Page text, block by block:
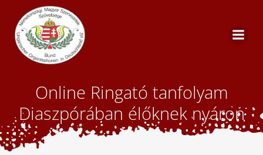
Online Ringató tanfolyam
Diaszpórában élőknek nyáron